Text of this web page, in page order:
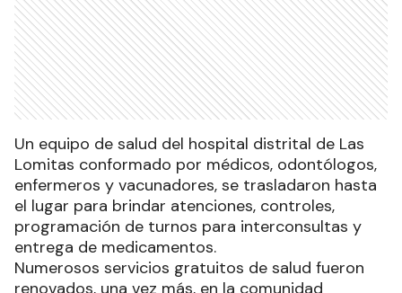
Un equipo de salud del hospital distrital de Las
Lomitas conformado por médicos, odontólogos,
enfermeros y vacunadores, se trasladaron hasta
el lugar para brindar atenciones, controles,
programación de turnos para interconsultas y
entrega de medicamentos.
Numerosos servicios gratuitos de salud fueron
renovados, una vez más, en la comunidad